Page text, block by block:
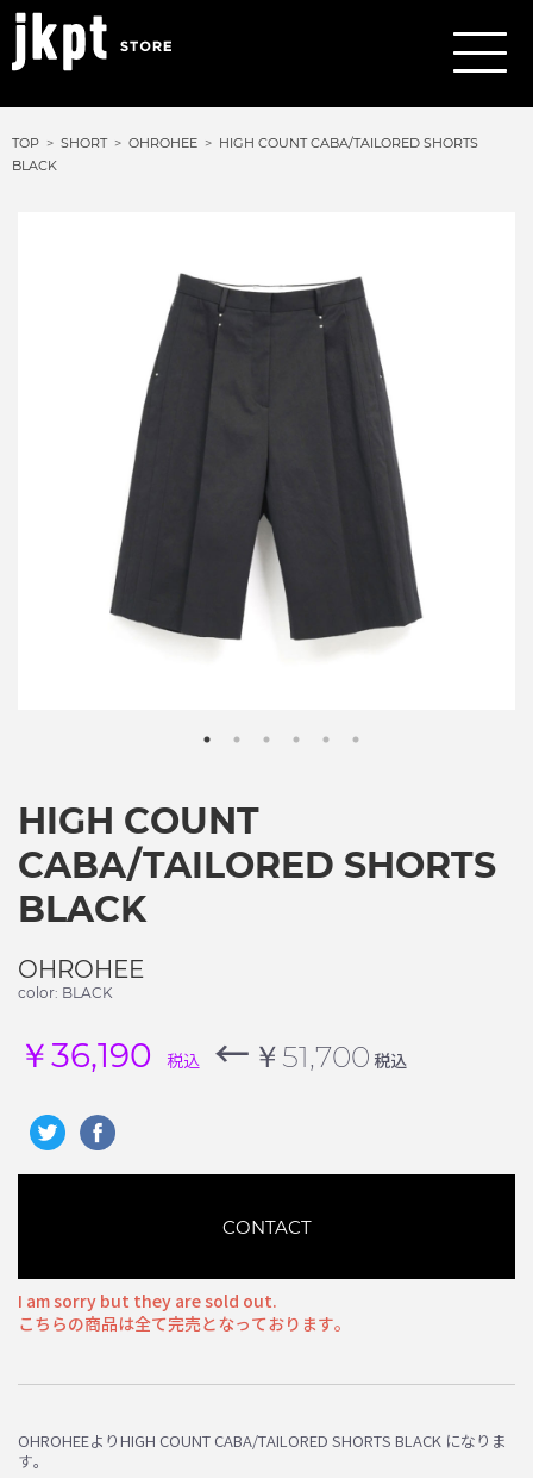
TOP SHORT OHROHEE
HIGH COUNT CABA/TAILORED SHORTS
BLACK
HIGH COUNT
CABA/TAILORED SHORTS
BLACK
OHROHEE
color: BLACK
￥36,190 税込 ← ￥51,700 税込
CONTACT
I am sorry but they are sold out.
こちらの商品は全て完売となっております。
OHROHEEよりHIGH COUNT CABA/TAILORED SHORTS BLACK になりま
す。